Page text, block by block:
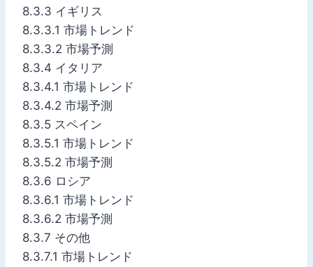
8.3.3 イギリス
8.3.3.1 市場トレンド
8.3.3.2 市場予測
8.3.4 イタリア
8.3.4.1 市場トレンド
8.3.4.2 市場予測
8.3.5 スペイン
8.3.5.1 市場トレンド
8.3.5.2 市場予測
8.3.6 ロシア
8.3.6.1 市場トレンド
8.3.6.2 市場予測
8.3.7 その他
8.3.7.1 市場トレンド